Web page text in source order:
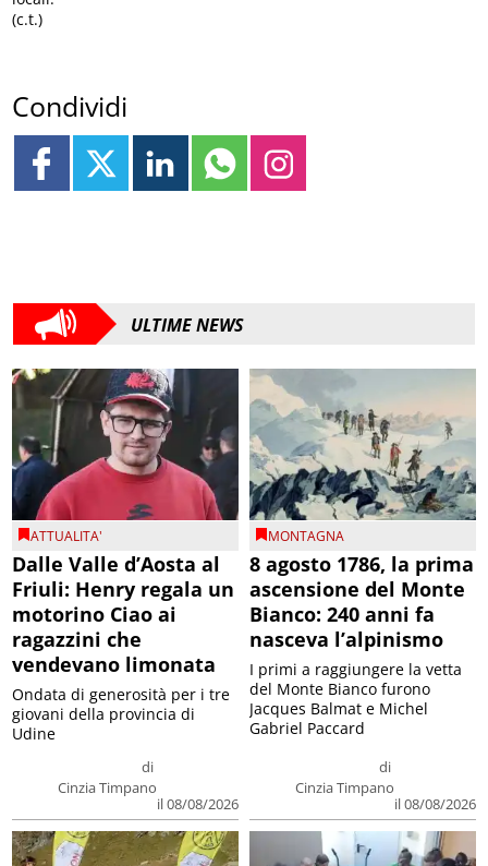
(c.t.)
Condividi
ULTIME NEWS
ATTUALITA'
Dalle Valle d’Aosta al
Friuli: Henry regala un
motorino Ciao ai
ragazzini che
vendevano limonata
di
Cinzia Timpano
il 08/08/2026
Ondata di generosità per i tre
giovani della provincia di
Udine
MONTAGNA
8 agosto 1786, la prima
ascensione del Monte
Bianco: 240 anni fa
nasceva l’alpinismo
di
Cinzia Timpano
il 08/08/2026
I primi a raggiungere la vetta
del Monte Bianco furono
Jacques Balmat e Michel
Gabriel Paccard